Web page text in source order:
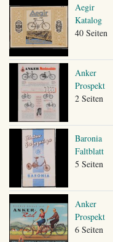
Aegir
Katalog
40 Seiten
Anker
Prospekt
2 Seiten
Baronia
Faltblatt
5 Seiten
Anker
Prospekt
6 Seiten